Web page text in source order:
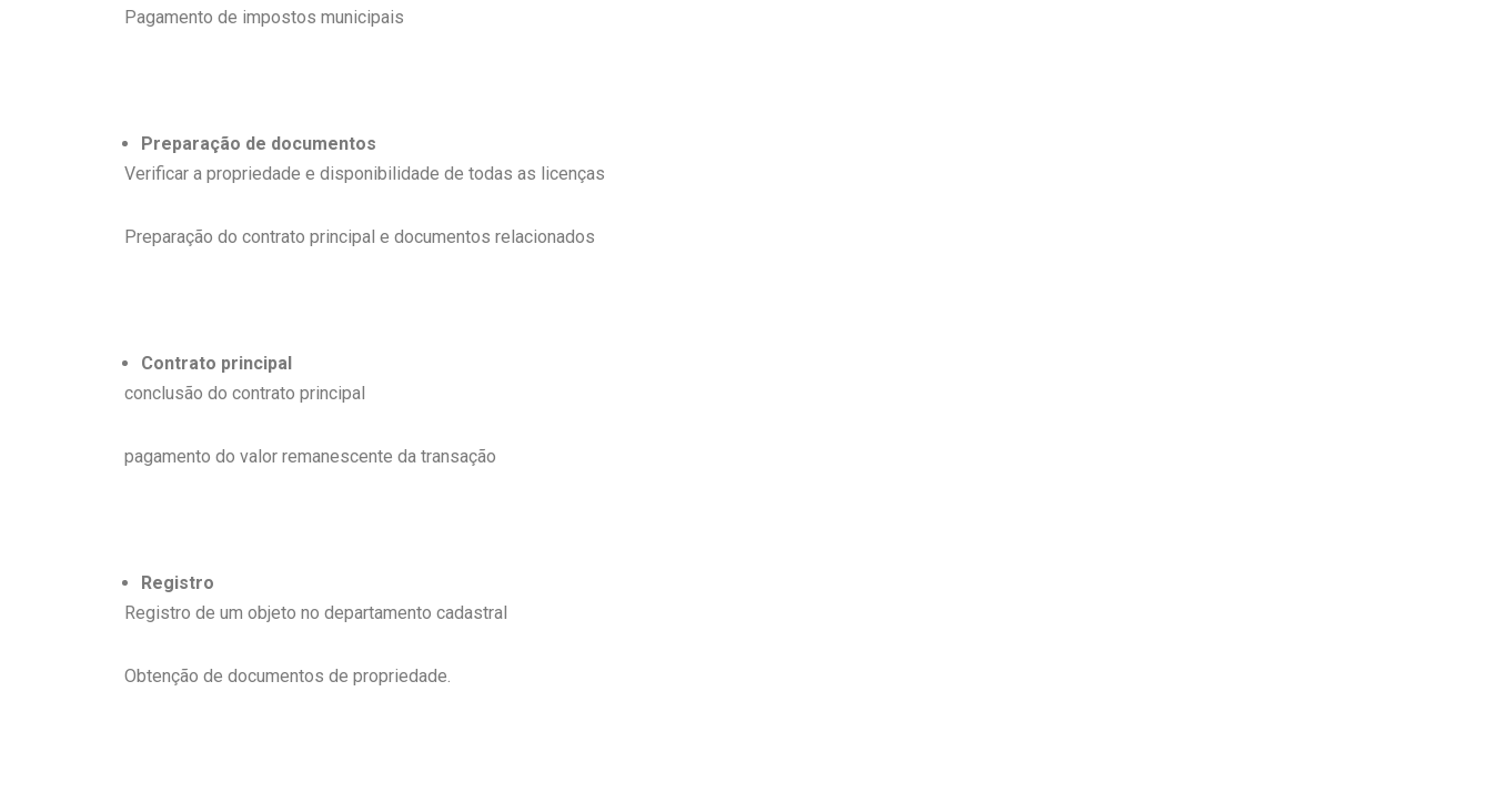
Pagamento de impostos municipais
Preparação de documentos
Verificar a propriedade e disponibilidade de todas as licenças
Preparação do contrato principal e documentos relacionados
Contrato principal
conclusão do contrato principal
pagamento do valor remanescente da transação
Registro
Registro de um objeto no departamento cadastral
Obtenção de documentos de propriedade.